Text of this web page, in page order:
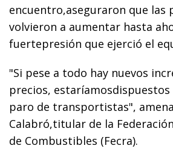
encuentro,aseguraron que las
volvieron a aumentar hasta
fuertepresión que ejerció el
"Si pese a todo hay nuevos
precios, estaríamosdispuestos
paro de transportistas",
Calabró,titular de la
de Combustibles (Fecra).